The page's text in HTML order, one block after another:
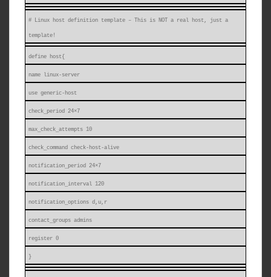
# Linux host definition template – This is NOT a real host, just a
template!
define host{
name linux-server
use generic-host
check_period 24×7
max_check_attempts 10
check_command check-host-alive
notification_period 24×7
notification_interval 120
notification_options d,u,r
contact_groups admins
register 0
}